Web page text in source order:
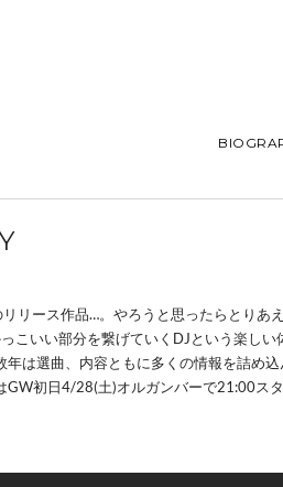
リース作品…。やろうと思ったらとり
こいい部分を繋げていくDJという楽し
は選曲、内容ともに多くの情報を詰め
初日4/28(土)オルガンバーで21:00スタ